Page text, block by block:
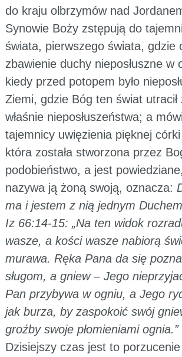
do kraju olbrzymów nad
Synowie Boży zstępują do
świata, pierwszego świata, gdzie
zbawienie duchy nieposłuszne w
kiedy przed potopem było
Ziemi, gdzie Bóg ten świat
właśnie nieposłuszeństwa; a
tajemnicy uwięzienia pięknej
która została stworzona przez
podobieństwo, a jest
nazywa ją żoną swoją, oznacza:
ma i jestem z nią jednym Duchem
Iz 66:14-15: „Na ten widok
wasze, a kości wasze nabiorą
murawa. Ręka Pana da się
sługom, a gniew – Jego
Pan przybywa w ogniu, a Jego
jak burza, by zaspokoić swój
groźby swoje płomieniami ognia.”
Dzisiejszy czas jest to porzucenie